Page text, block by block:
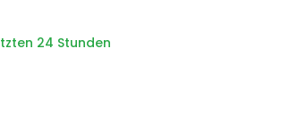
24 Stunden